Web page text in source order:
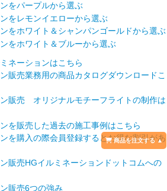
 商品を注文する ▲